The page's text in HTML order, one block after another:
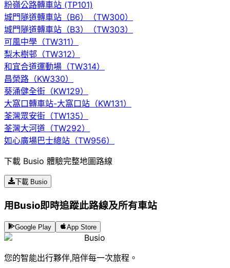
粉嶺公路轉車站 (TP101)
城門隧道轉車站（B6）（TW300）
城門隧道轉車站（B3）（TW303）
可風中學（TW311）
梨木樹邨（TW312）
和宜合道運動場（TW314）
昌榮路（KW330）
葵涌健全街（KW129）
大窩口轉車站-大窩口站（KW131）
荃灣眾安街（TW135）
荃灣大河道（TW292）
如心廣場巴士總站（TW956）
下載 Busio 體驗完整地圖路線
下載 Busio
用Busio即時追蹤此路線及所有車站
Google Play App Store
Busio
您的智能出行夥伴,陪伴每一次旅程。